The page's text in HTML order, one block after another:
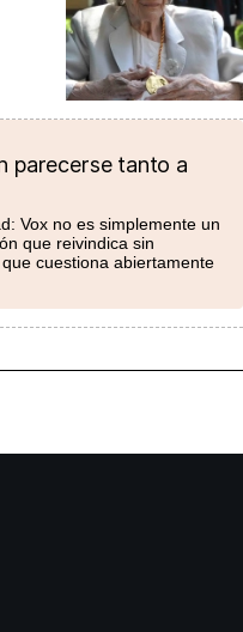
parecerse tanto a
Vox no es simplemente un
que reivindica sin
cuestiona abiertamente